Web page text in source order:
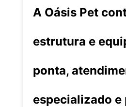
A Oásis Pet
estrutura e
ponta,
especializado e